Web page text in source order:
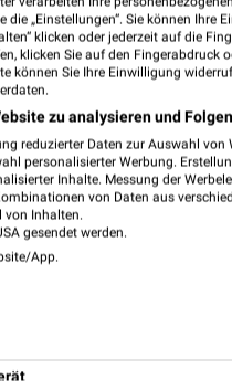
„Einstellungen“. Sie können Ihre
klicken oder jederzeit auf die
klicken Sie auf den Fingerabdruck
können Sie Ihre Einwilligung
zu analysieren und
reduzierter Daten zur Auswahl von
personalisierter Werbung.
Inhalte. Messung der
von Daten aus
von Inhalten.
gesendet werden.
App.